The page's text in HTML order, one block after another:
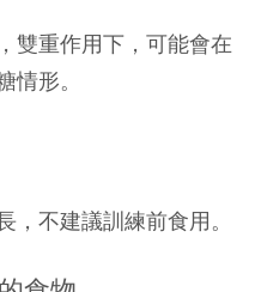
雙重作用下，可能會在
形。
不建議訓練前食用。